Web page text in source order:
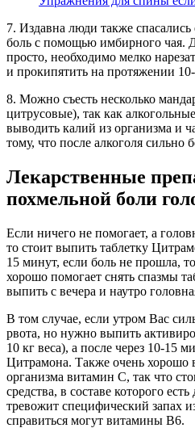
7. Издавна люди также
боль с помощью имбирного чая.
просто, необходимо мелко
и прокипятить на протяжении
8. Можно съесть несколько
цитрусовые), так как
выводить калий из организма и
тому, что после алкоголя сильно
Лекарственные
похмельной боли
Если ничего не помогает, а
то стоит выпить таблетку
15 минут, если боль не прошла,
хорошо помогает снять спазмы
выпить с вечера и наутро
В том случае, если утром Вас
рвота, но нужно выпить
10 кг веса), а после через 10-15
Цитрамона. Также очень хорошо
организма витамин С, так что
средства, в составе которого
тревожит специфический запах
справиться могут витамины В6.